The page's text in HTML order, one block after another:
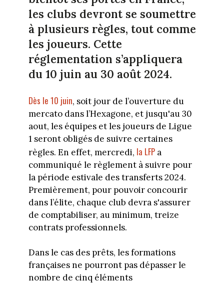
les clubs devront se soumettre
à plusieurs règles, tout comme
les joueurs. Cette
réglementation s’appliquera
du 10 juin au 30 août 2024.
Dès le 10 juin, soit jour de l’ouverture du
mercato dans l’Hexagone, et jusqu'au 30
aout, les équipes et les joueurs de Ligue
1 seront obligés de suivre certaines
règles. En effet, mercredi, la LFPa
communiqué le règlement à suivre pour
la période estivale des transferts 2024.
Premièrement, pour pouvoir concourir
dans l’élite, chaque club devra s'assurer
de comptabiliser, au minimum, treize
contrats professionnels.
Dans le cas des prêts, les formations
françaises ne pourront pas dépasser le
nombre de cinq éléments